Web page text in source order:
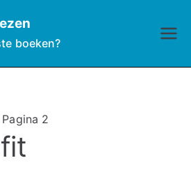
boeken?
2